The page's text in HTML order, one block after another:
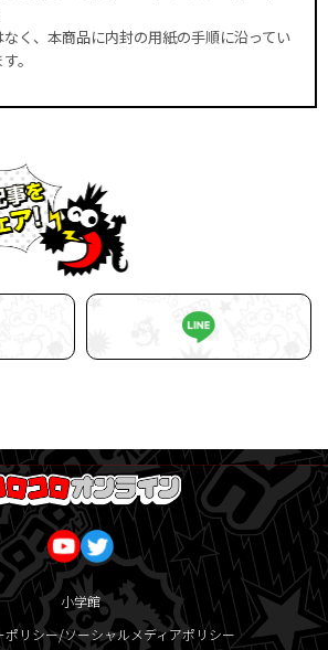
く、本商品に内封の用紙の手順に沿ってい
。
小学館
ポリシー/ソーシャルメディアポリシー